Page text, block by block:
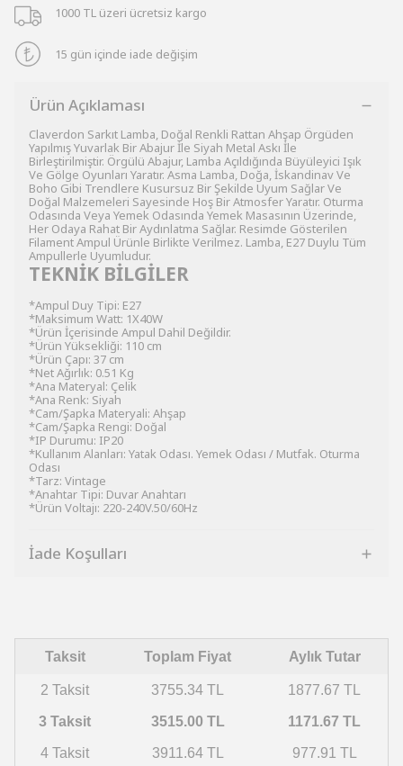
1000 TL üzeri ücretsiz kargo
15 gün içinde iade değişim
Ürün Açıklaması
Claverdon Sarkıt Lamba, Doğal Renkli Rattan Ahşap Örgüden
Yapılmış Yuvarlak Bir Abajur İle Siyah Metal Askı İle
Birleştirilmiştir. Örgülü Abajur, Lamba Açıldığında Büyüleyici Işık
Ve Gölge Oyunları Yaratır. Asma Lamba, Doğa, İskandinav Ve
Boho Gibi Trendlere Kusursuz Bir Şekilde Uyum Sağlar Ve
Doğal Malzemeleri Sayesinde Hoş Bir Atmosfer Yaratır. Oturma
Odasında Veya Yemek Odasında Yemek Masasının Üzerinde,
Her Odaya Rahat Bir Aydınlatma Sağlar. Resimde Gösterilen
Filament Ampul Ürünle Birlikte Verilmez. Lamba, E27 Duylu Tüm
Ampullerle Uyumludur.
TEKNİK BİLGİLER
*Ampul Duy Tipi: E27
*Maksimum Watt: 1X40W
*Ürün İçerisinde Ampul Dahil Değildir.
*Ürün Yüksekliği: 110 cm
*Ürün Çapı: 37 cm
*Net Ağırlık: 0.51 Kg
*Ana Materyal: Çelik
*Ana Renk: Siyah
*Cam/Şapka Materyali: Ahşap
*Cam/Şapka Rengi: Doğal
*IP Durumu: IP20
*Kullanım Alanları: Yatak Odası. Yemek Odası / Mutfak. Oturma
Odası
*Tarz: Vintage
*Anahtar Tipi: Duvar Anahtarı
*Ürün Voltajı: 220-240V.50/60Hz
İade Koşulları
Taksit Toplam Fiyat Aylık Tutar
2 Taksit 3755.34 TL 1877.67 TL
3 Taksit 3515.00 TL 1171.67 TL
4 Taksit 3911.64 TL 977.91 TL